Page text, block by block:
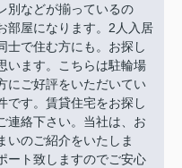
別などが揃っているの
部屋になります。2人入居
士で住む方にも。お探し
います。こちらは駐輪場
にご好評をいただいてい
です。賃貸住宅をお探し
連絡下さい。当社は、お
いのご紹介をいたしま
ート致しますのでご安心